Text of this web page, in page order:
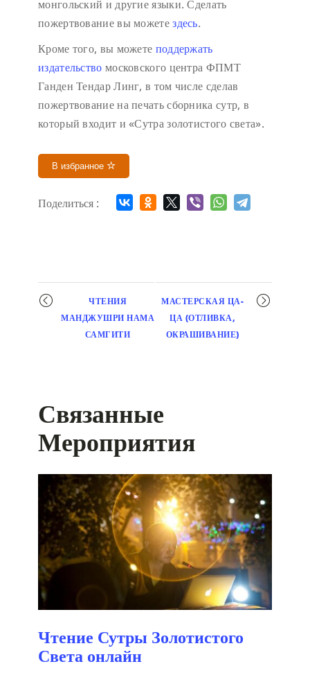
монгольский и другие языки. Сделать
пожертвование вы можетездесь.
Кроме того, вы можете поддержать
издательство московского центра ФПМТ
Ганден Тендар Линг, в том числе сделав
пожертвование на печать сборника сутр, в
который входит и «Сутра золотистого света».
В избранное
Поделиться :
Мероприятие
навигация
ЧТЕНИЯ
МАНДЖУШРИ НАМА
САМГИТИ
МАСТЕРСКАЯ ЦА-
ЦА (ОТЛИВКА,
ОКРАШИВАНИЕ)
Связанные
Мероприятия
Чтение Сутры Золотистого
Света онлайн